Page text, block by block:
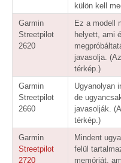
külön kell
Garmin
Streetpilot
2620
Ez a modell
helyett, ami
javasolja.
térkép.)
Garmin
Streetpilot
2660
Ugyanolyan
de
javasolják.
térkép.)
Garmin
Streetpilot
2720
Mindent
felül
memóriát,